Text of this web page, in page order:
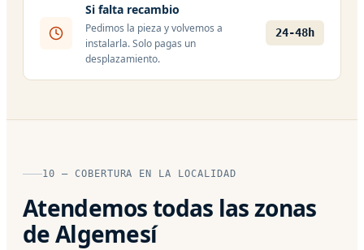
Si falta recambio
Pedimos la pieza y volvemos a
instalarla. Solo pagas un
desplazamiento.
24-48h
10 — COBERTURA EN LA LOCALIDAD
Atendemos todas las zonas
de Algemesí